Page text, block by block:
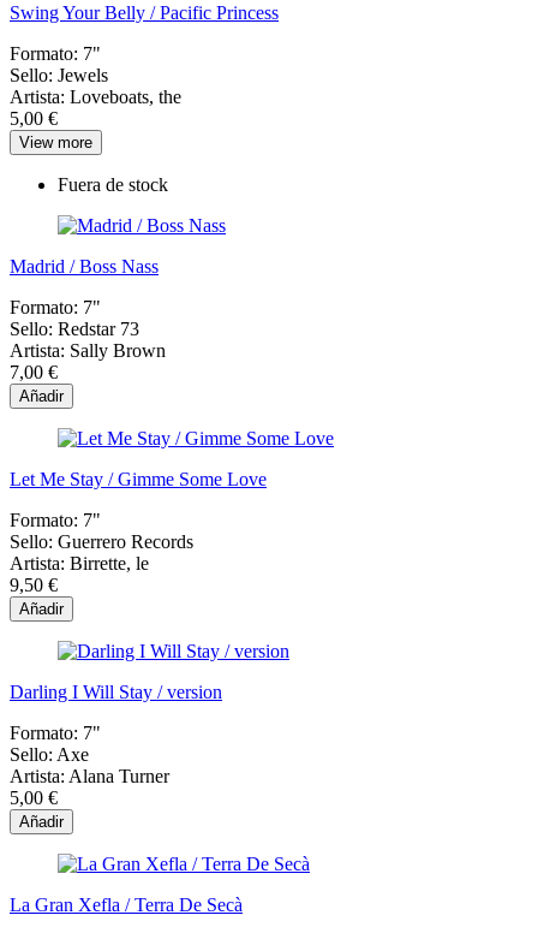
Swing Your Belly / Pacific Princess
Formato: 7"
Sello: Jewels
Artista: Loveboats, the
5,00 €
View more
Fuera de stock
Madrid / Boss Nass
Formato: 7"
Sello: Redstar 73
Artista: Sally Brown
7,00 €
Añadir
Let Me Stay / Gimme Some Love
Formato: 7"
Sello: Guerrero Records
Artista: Birrette, le
9,50 €
Añadir
Darling I Will Stay / version
Formato: 7"
Sello: Axe
Artista: Alana Turner
5,00 €
Añadir
La Gran Xefla / Terra De Secà